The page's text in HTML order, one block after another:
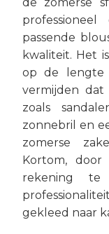
passende
kwaliteit. Het
op de lengte
vermijden dat
zoals
zonnebril en
zomerse
Kortom,
rekening
gekleed naar